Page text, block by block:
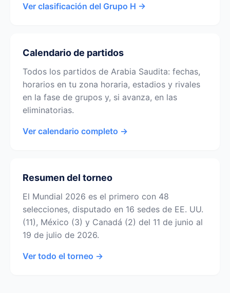
Ver clasificación del Grupo H →
Calendario de partidos
Todos los partidos de Arabia Saudita: fechas,
horarios en tu zona horaria, estadios y rivales
en la fase de grupos y, si avanza, en las
eliminatorias.
Ver calendario completo →
Resumen del torneo
El Mundial 2026 es el primero con 48
selecciones, disputado en 16 sedes de EE. UU.
(11), México (3) y Canadá (2) del 11 de junio al
19 de julio de 2026.
Ver todo el torneo →